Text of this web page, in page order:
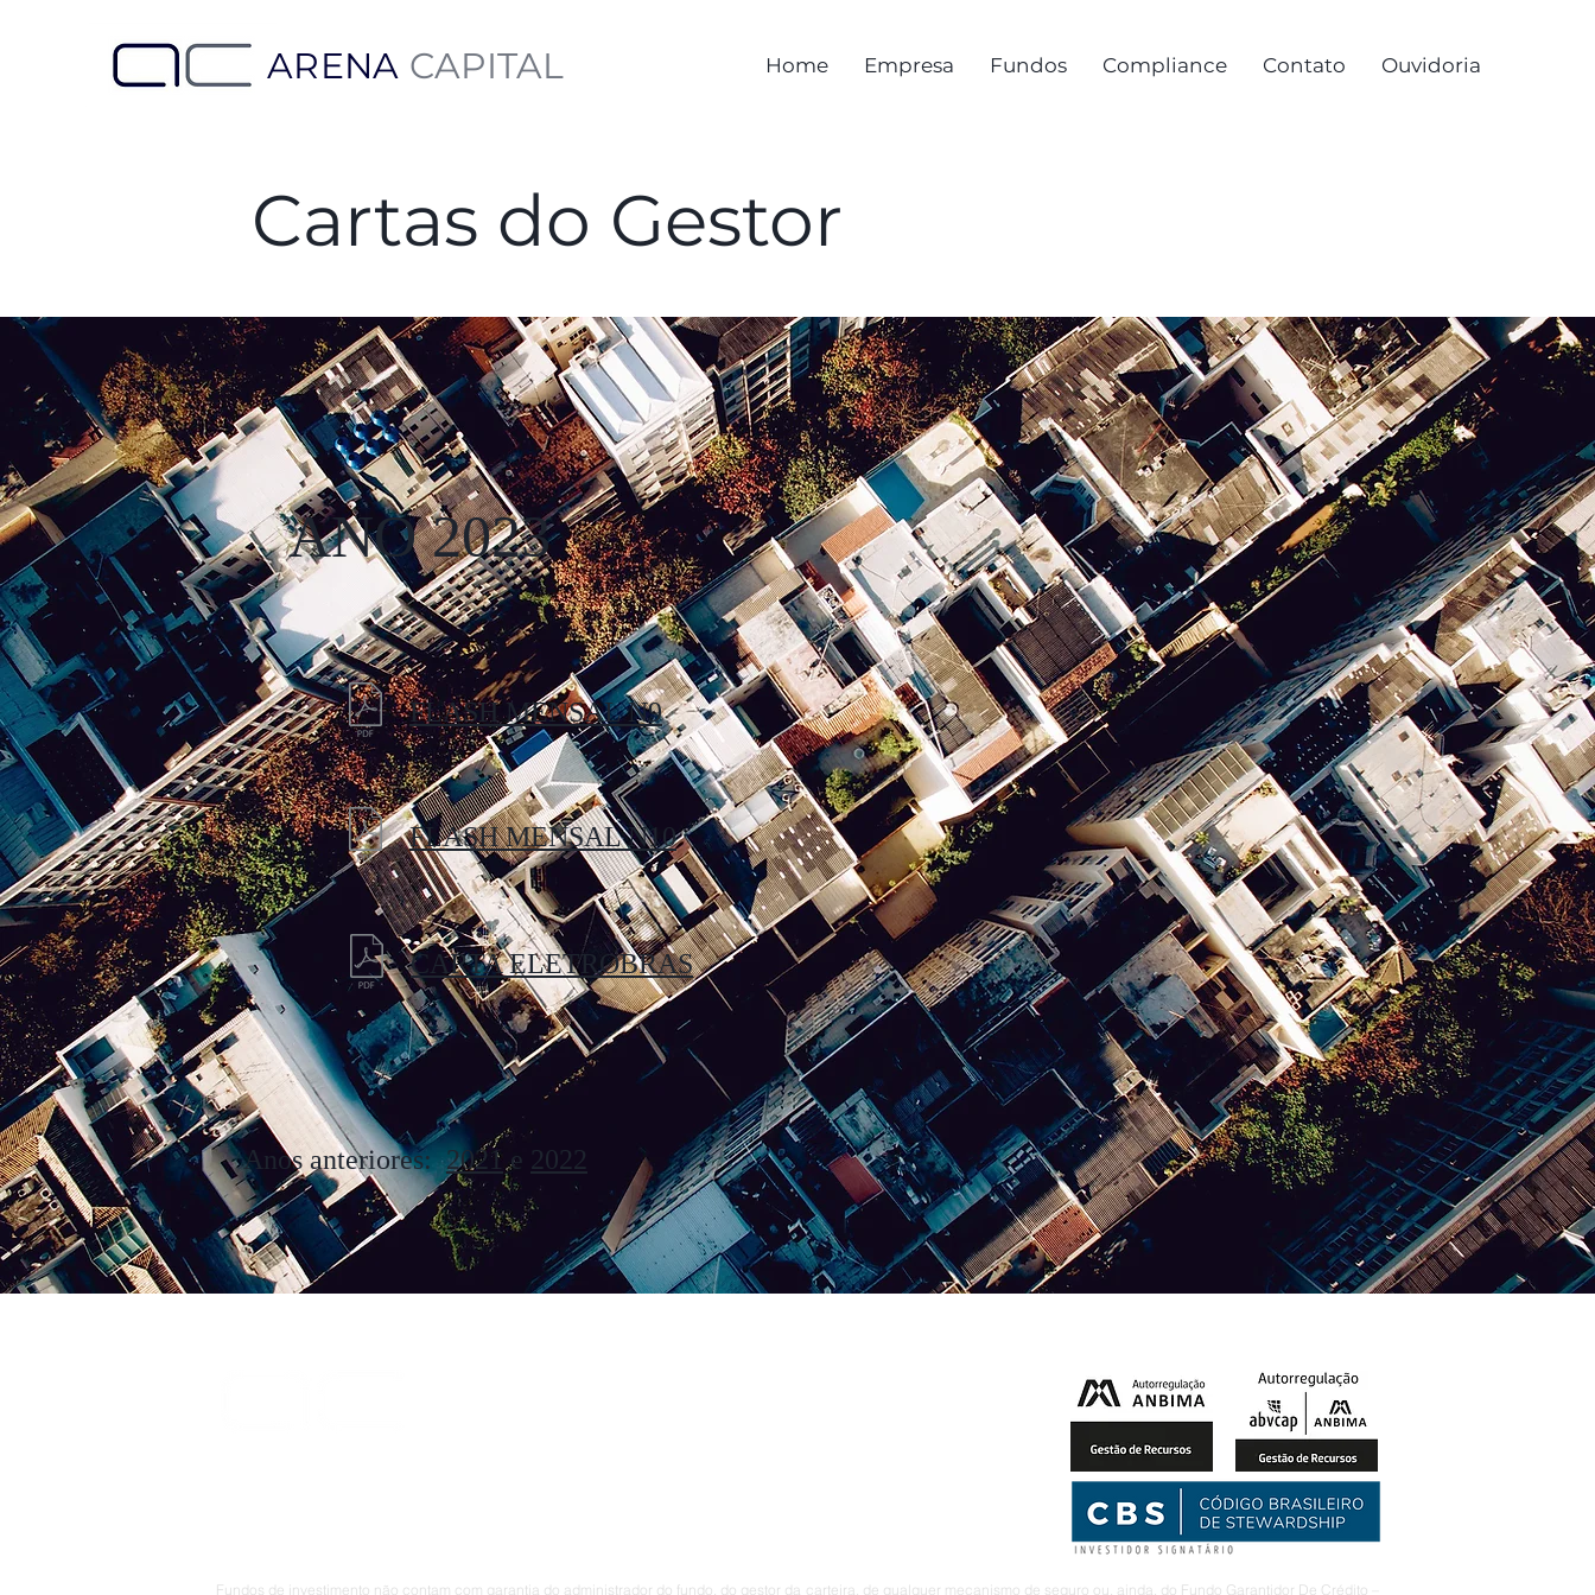
ARENA CAPITAL Home Empresa Fundos Compliance Contato Ouvidoria
Cartas do Gestor
ANO 2023
FLASH MENSAL N9
FLASH MENSAL N10
Anos anteriores: 2021 e 2022
CARTA ELETROBRAS
Fundos de investimento não contam com garantia do administrador do fundo, do gestor da carteira, de qualquer mecanismo de seguro ou, ainda, do Fundo Garantidor De Crédito –